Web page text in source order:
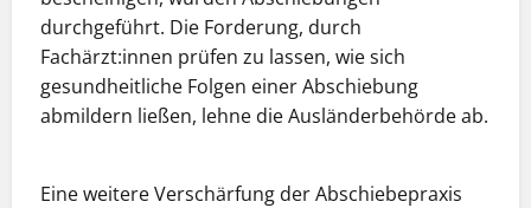
durchgeführt. Die Forderung, durch
Fachärzt:innen prüfen zu lassen, wie sich
gesundheitliche Folgen einer Abschiebung
abmildern ließen, lehne die Ausländerbehörde ab.
Eine weitere Verschärfung der Abschiebepraxis